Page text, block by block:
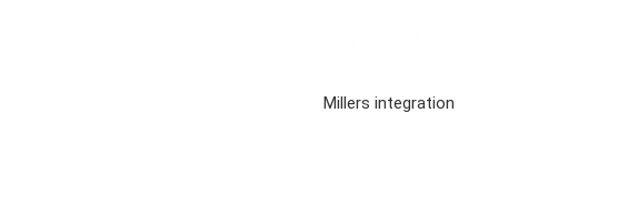
Millers integration